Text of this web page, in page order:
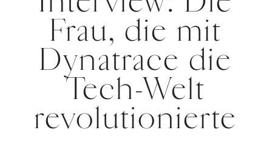
Frau, die mit
Dynatrace die
Tech-Welt
revolutionierte